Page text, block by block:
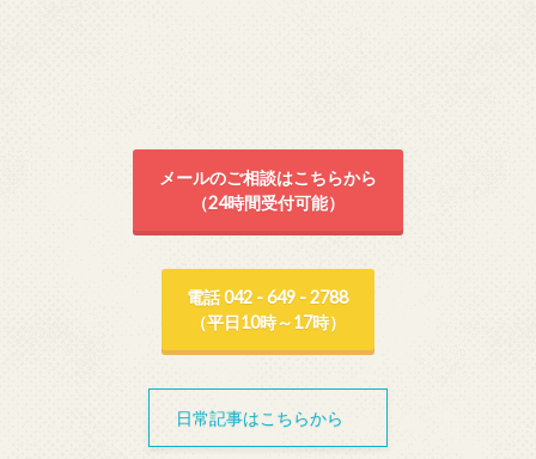
メールのご相談はこちらから
（24時間受付可能）
電話 042 - 649 - 2788
（平日10時～17時）
日常記事はこちらから